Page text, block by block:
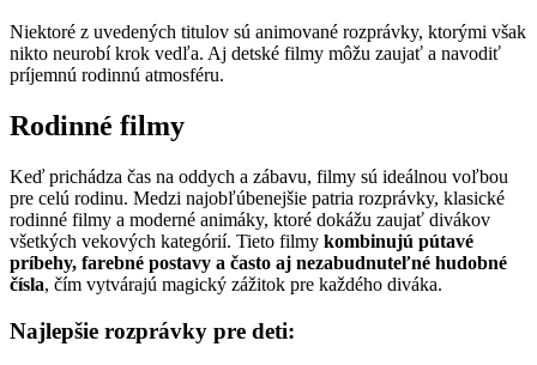
Niektoré z uvedených titulov sú animované rozprávky, ktorými však
nikto neurobí krok vedľa. Aj detské filmy môžu zaujať a navodiť
príjemnú rodinnú atmosféru.
Rodinné filmy
Keď prichádza čas na oddych a zábavu, filmy sú ideálnou voľbou
pre celú rodinu. Medzi najobľúbenejšie patria rozprávky, klasické
rodinné filmy a moderné animáky, ktoré dokážu zaujať divákov
všetkých vekových kategórií. Tieto filmy kombinujú pútavé
príbehy, farebné postavy a často aj nezabudnuteľné hudobné
čísla, čím vytvárajú magický zážitok pre každého diváka.
Najlepšie rozprávky pre deti: